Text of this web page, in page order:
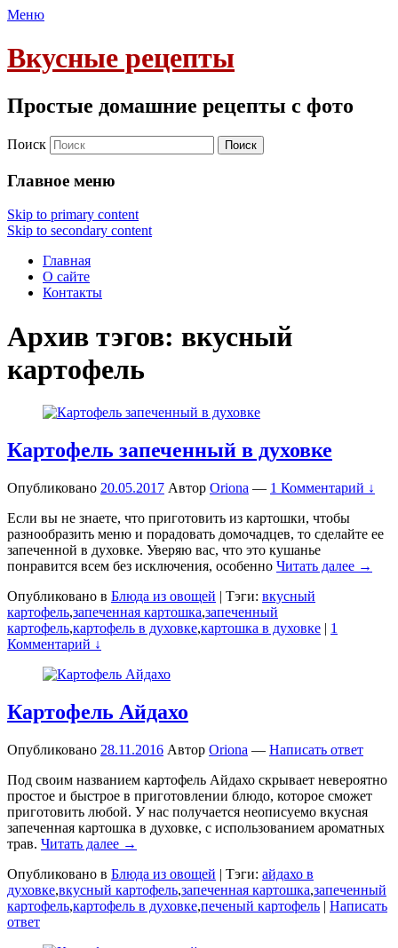
Меню
Вкусные рецепты
Простые домашние рецепты с фото
Поиск
Главное меню
Skip to primary content
Skip to secondary content
Главная
О сайте
Контакты
Архив тэгов: вкусный
картофель
Картофель запеченный в духовке
Опубликовано 20.05.2017 Автор Oriona — 1 Комментарий ↓
Если вы не знаете, что приготовить из картошки, чтобы
разнообразить меню и порадовать домочадцев, то сделайте ее
запеченной в духовке. Уверяю вас, что это кушанье
понравится всем без исключения, особенно Читать далее →
Опубликовано в Блюда из овощей | Тэги: вкусный
картофель,запеченная картошка,запеченный
картофель,картофель в духовке,картошка в духовке | 1
Комментарий ↓
Картофель Айдахо
Опубликовано 28.11.2016 Автор Oriona — Написать ответ
Под своим названием картофель Айдахо скрывает невероятно
простое и быстрое в приготовлении блюдо, которое сможет
приготовить любой. У нас получается неописуемо вкусная
запеченная картошка в духовке, с использованием ароматных
трав. Читать далее →
Опубликовано в Блюда из овощей | Тэги: айдахо в
духовке,вкусный картофель,запеченная картошка,запеченный
картофель,картофель в духовке,печеный картофель | Написать
ответ